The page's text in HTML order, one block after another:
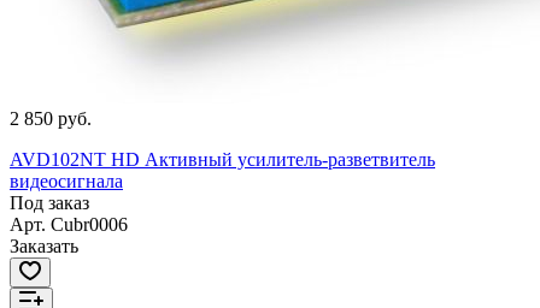
2 850 руб.
AVD102NT HD Активный усилитель-разветвитель
видеосигнала
Под заказ
Арт. Cubr0006
Заказать